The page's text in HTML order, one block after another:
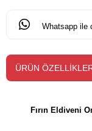
Whatsapp ile
ÜRÜN
Fırın Eldiveni